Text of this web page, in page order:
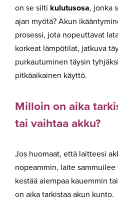
on se silti kulutusosa, jonka
ajan myötä? Akun
prosessi, jota nopeuttavat
korkeat lämpötilat, jatkuva
purkautuminen täysin
pitkäaikainen käyttö.
Milloin on aika
tai vaihtaa akku?
Jos huomaat, että laitteesi
nopeammin, laite
kestää aiempaa kauemmin
on aika tarkistaa akun kunto.